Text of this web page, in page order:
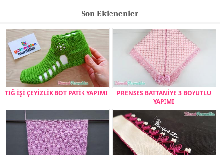
Son Eklenenler
TIĞ İŞİ ÇEYİZLİK BOT PATİK YAPIMI
PRENSES BATTANİYE 3 BOYUTLU
YAPIMI